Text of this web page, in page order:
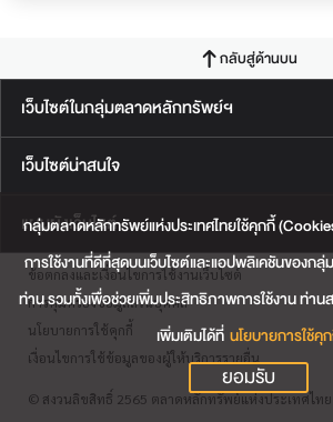
กลุ่มตลาดหลักทรัพย์แห่งประเทศไทยใช้คุกกี้
การใช้งานที่ดีที่สุดบนเว็บไซต์และแอปพลิเคชันของก
ท่าน รวมทั้งเพื่อช่วยเพิ่มประสิทธิภาพการใช้งาน ท่า
เพิ่มเติมได้ที่ นโยบายการใช้คุ
ยอมรับ
กลับสู่ด้านบน
เว็บไซต์ในกลุ่มตลาดหลักทรัพย์ฯ
เว็บไซต์น่าสนใจ
แผนผังเว็บไซต์
ข้อตกลงและเงื่อนไขการใช้งานเว็บไซต์
การคุ้มครองข้อมูลส่วนบุคคล
นโยบายการใช้คุกกี้
เงื่อนไขการใช้ข้อมูลของผู้ให้บริการรายอื่น
© สงวนลิขสิทธิ์ 2565 ตลาดหลักทรัพย์แห่งประเทศไทย